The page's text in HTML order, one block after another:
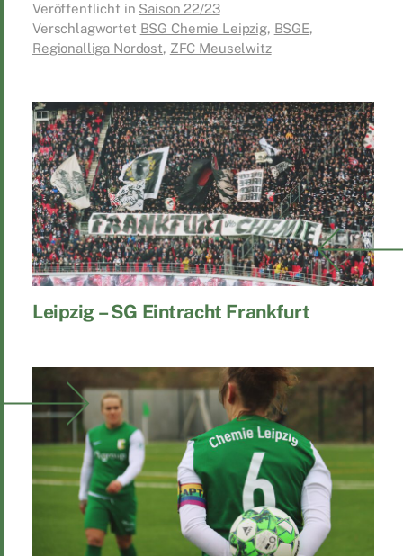
Veröffentlicht in Saison 22/23
Verschlagwortet BSG Chemie Leipzig, BSGE,
Regionalliga Nordost, ZFC Meuselwitz
Leipzig – SG Eintracht Frankfurt